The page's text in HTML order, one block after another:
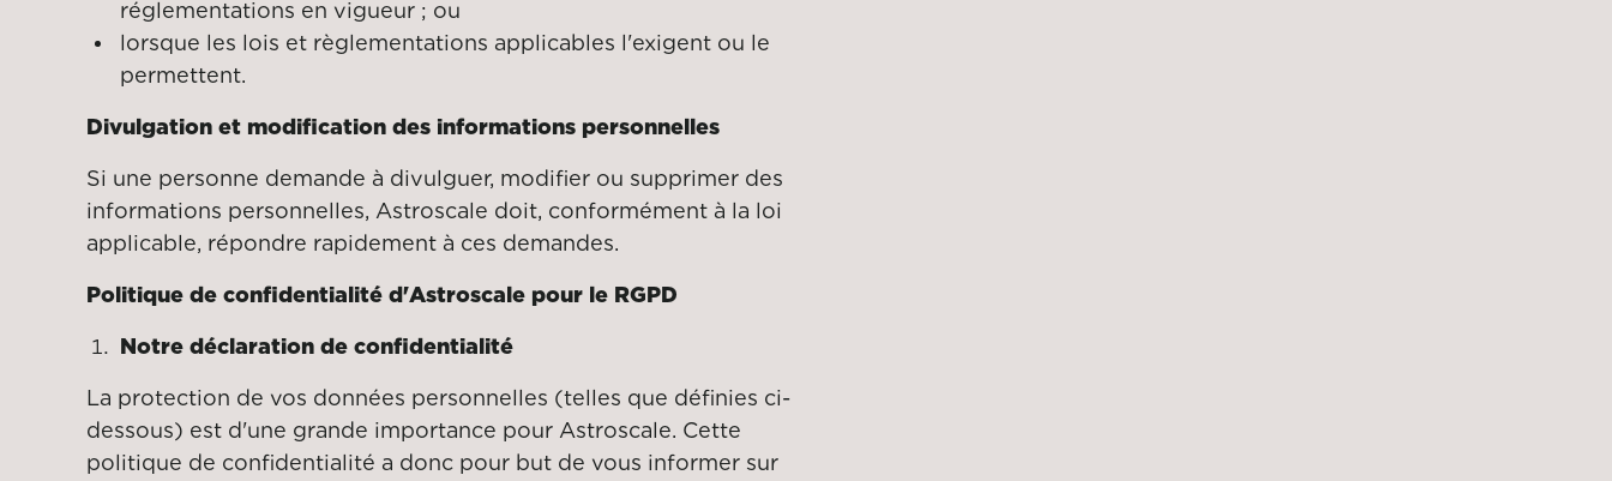
réglementations en vigueur ; ou
lorsque les lois et règlementations applicables l'exigent ou le
permettent.
Divulgation et modification des informations personnelles
Si une personne demande à divulguer, modifier ou supprimer des
informations personnelles, Astroscale doit, conformément à la loi
applicable, répondre rapidement à ces demandes.
Politique de confidentialité d'Astroscale pour le RGPD
Notre déclaration de confidentialité
La protection de vos données personnelles (telles que définies ci-
dessous) est d'une grande importance pour Astroscale. Cette
politique de confidentialité a donc pour but de vous informer sur